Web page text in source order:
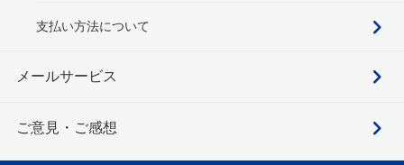
支払い方法について
メールサービス
ご意見・ご感想